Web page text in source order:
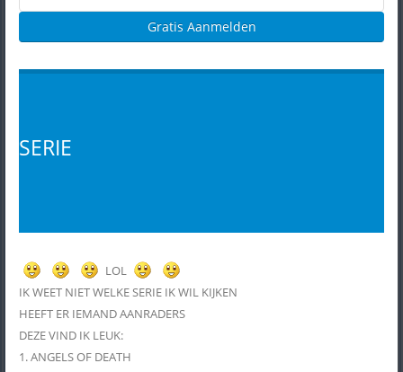
Gratis Aanmelden
SERIE
LOL
IK WEET NIET WELKE SERIE IK WIL KIJKEN
HEEFT ER IEMAND AANRADERS
DEZE VIND IK LEUK:
1. ANGELS OF DEATH